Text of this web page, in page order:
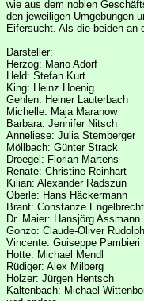
wie aus dem noblen
den jeweiligen Umgebungen
Eifersucht. Als die beiden an
Darsteller:
Herzog: Mario Adorf
Held: Stefan Kurt
King: Heinz Hoenig
Gehlen: Heiner Lauterbach
Michelle: Maja Maranow
Barbara: Jennifer Nitsch
Anneliese: Julia Stemberger
Möllbach: Günter Strack
Droegel: Florian Martens
Renate: Christine Reinhart
Kilian: Alexander Radszun
Oberle: Hans Häckermann
Brant: Constanze Engelbrecht
Dr. Maier: Hansjörg Assmann
Gonzo: Claude-Oliver Rudolph
Vincente: Guiseppe Pambieri
Hotte: Michael Mendl
Rüdiger: Alex Milberg
Holzer: Jürgen Hentsch
Kaltenbach: Michael